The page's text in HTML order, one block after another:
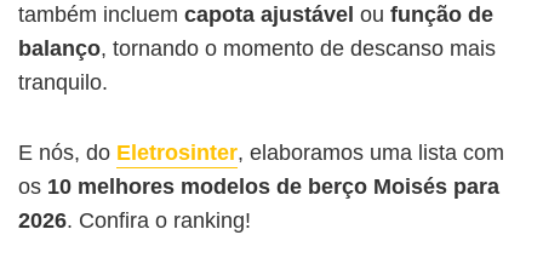
também incluem capota ajustável ou função de
balanço, tornando o momento de descanso mais
tranquilo.
E nós, do Eletrosinter, elaboramos uma lista com
os 10 melhores modelos de berço Moisés para
2026. Confira o ranking!